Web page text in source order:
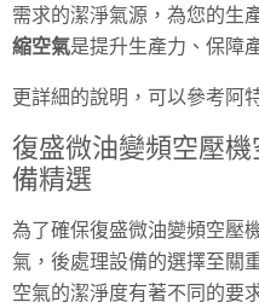
需求的潔淨氣源，為您的生
縮空氣是提升生產力、保障
更詳細的說明，可以參考阿
復盛微油變頻空壓
備精選
為了確保復盛微油變頻空壓
氣，後處理設備的選擇至關
空氣的潔淨度有著不同的要